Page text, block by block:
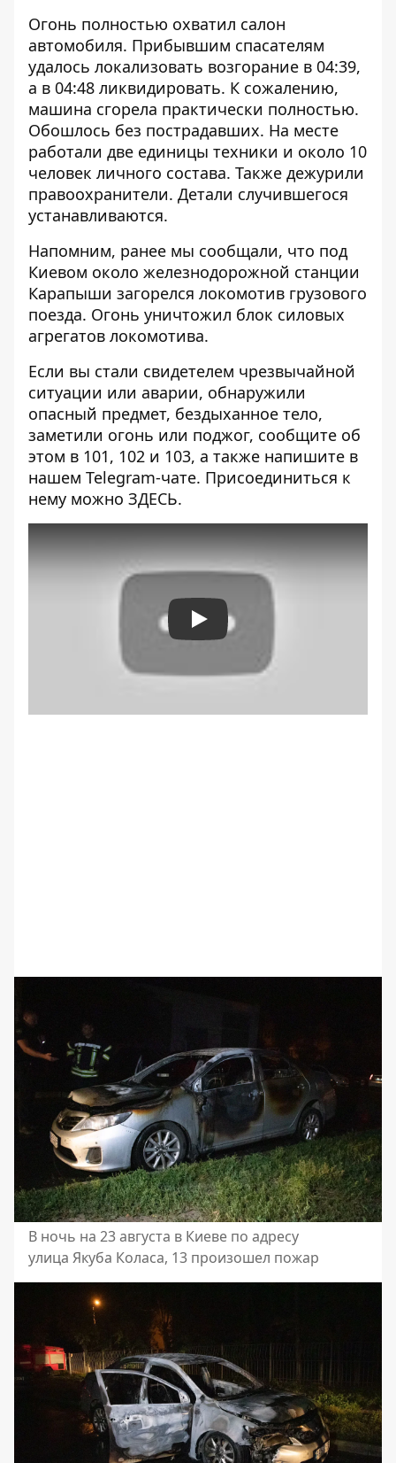
Огонь полностью охватил салон
автомобиля. Прибывшим спасателям
удалось локализовать возгорание в 04:39,
а в 04:48 ликвидировать. К сожалению,
машина сгорела практически полностью.
Обошлось без пострадавших. На месте
работали две единицы техники и около 10
человек личного состава. Также дежурили
правоохранители. Детали случившегося
устанавливаются.
Напомним, ранее мы сообщали, что под
Киевом около железнодорожной станции
Карапыши загорелся локомотив грузового
поезда. Огонь уничтожил блок силовых
агрегатов локомотива.
Если вы стали свидетелем чрезвычайной
ситуации или аварии, обнаружили
опасный предмет, бездыханное тело,
заметили огонь или поджог, сообщите об
этом в 101, 102 и 103, а также напишите в
нашем Telegram-чате. Присоединиться к
нему можно ЗДЕСЬ.
Play
В ночь на 23 августа в Киеве по адресу
улица Якуба Коласа, 13 произошел пожар